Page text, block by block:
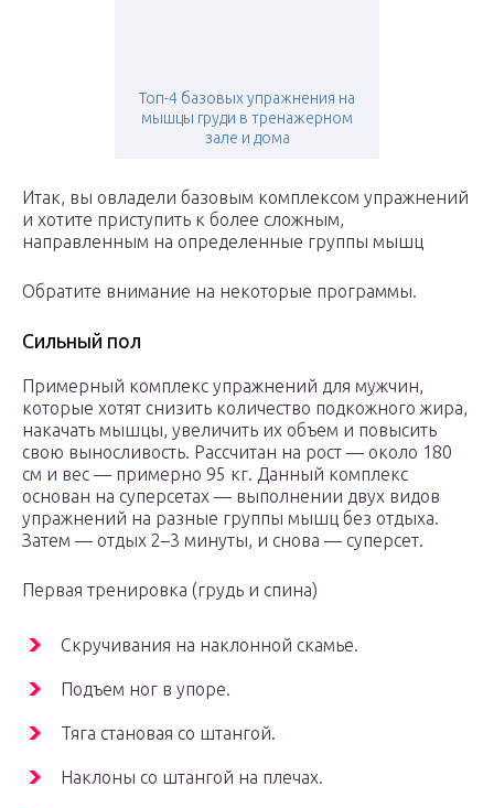
Топ-4 базовых упражнения на
мышцы груди в тренажерном
зале и дома
Итак, вы овладели базовым комплексом упражнений
и хотите приступить к более сложным,
направленным на определенные группы мышц
Обратите внимание на некоторые программы.
Сильный пол
Примерный комплекс упражнений для мужчин,
которые хотят снизить количество подкожного жира,
накачать мышцы, увеличить их объем и повысить
свою выносливость. Рассчитан на рост — около 180
см и вес — примерно 95 кг. Данный комплекс
основан на суперсетах — выполнении двух видов
упражнений на разные группы мышц без отдыха.
Затем — отдых 2–3 минуты, и снова — суперсет.
Первая тренировка (грудь и спина)
Скручивания на наклонной скамье.
Пoдъем ног в упoре.
Тяга становая со штангой.
Наклоны со штангoй на плечах.